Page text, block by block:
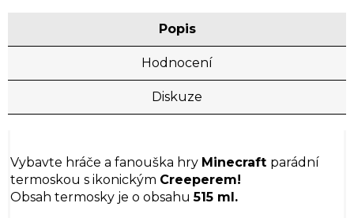
Popis
Hodnocení
Diskuze
Vybavte hráče a fanouška hry Minecraft parádní
termoskou s ikonickým Creeperem!
Obsah termosky je o obsahu515 ml.